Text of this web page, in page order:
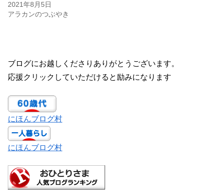
2021年8月5日
アラカンのつぶやき
ブログにお越しくださりありがとうございます。
応援クリックしていただけると励みになります
にほんブログ村
にほんブログ村